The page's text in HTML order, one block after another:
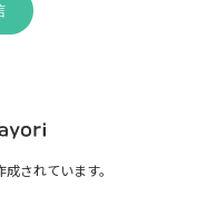
成されています。